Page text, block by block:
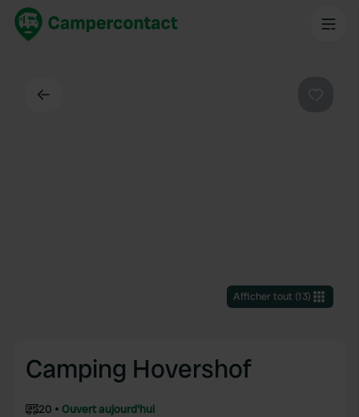
Afficher tout(13)
Camping Hovershof
20
Ouvert aujourd'hui